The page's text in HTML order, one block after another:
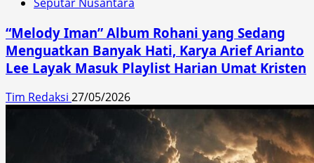
“Melody Iman” Album Rohani yang Sedang
Menguatkan Banyak Hati, Karya Arief Arianto
Lee Layak Masuk Playlist Harian Umat Kristen
Tim Redaksi 27/05/2026